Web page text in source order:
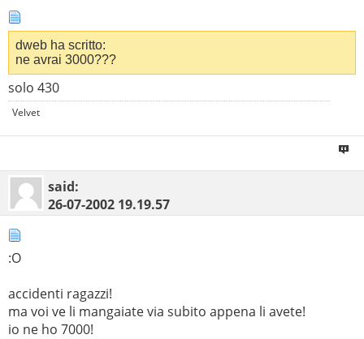
dweb ha scritto:
ne avrai 3000???
solo 430
Velvet
said:
26-07-2002 19.19.57
:O
accidenti ragazzi!
ma voi ve li mangaiate via subito appena li avete!
io ne ho 7000!